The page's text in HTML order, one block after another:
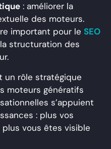
: améliorer la
des moteurs.
important pour le SEO
structuration des
un rôle stratégique
moteurs génératifs
s’appuient
: plus vos
vous êtes visible